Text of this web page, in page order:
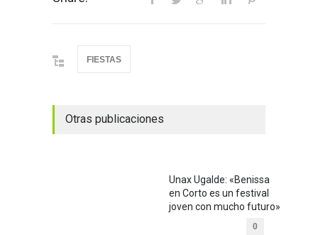
FIESTAS
Otras publicaciones
Unax Ugalde: «Benissa
en Corto es un festival
joven con mucho futuro»
0